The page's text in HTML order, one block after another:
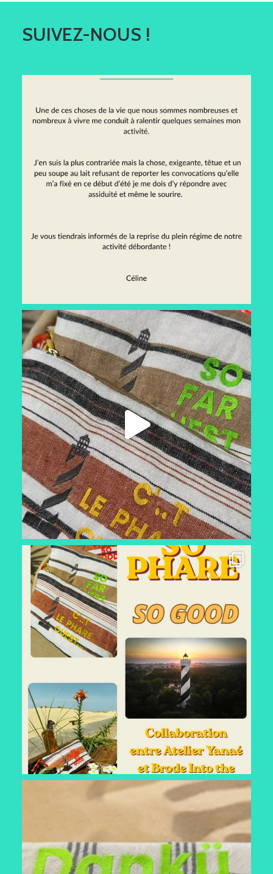
SUIVEZ-NOUS !